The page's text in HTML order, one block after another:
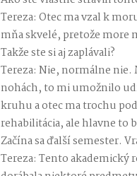
Tereza: Otec ma vzal k
mňa skvelé, pretože more
Takže ste si aj zaplávali?
Tereza: Nie, normálne nie.
nohách, to mi umožnilo
kruhu a otec ma trochu
rehabilitácia, ale hlavne to
Začína sa ďalší semester.
Tereza: Tento akademický